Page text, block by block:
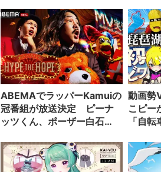
ABEMAでラッパーKamuiの
冠番組が放送決定 ピーナ
ッツくん、ポーザー白石
動画勢
こピー
「自